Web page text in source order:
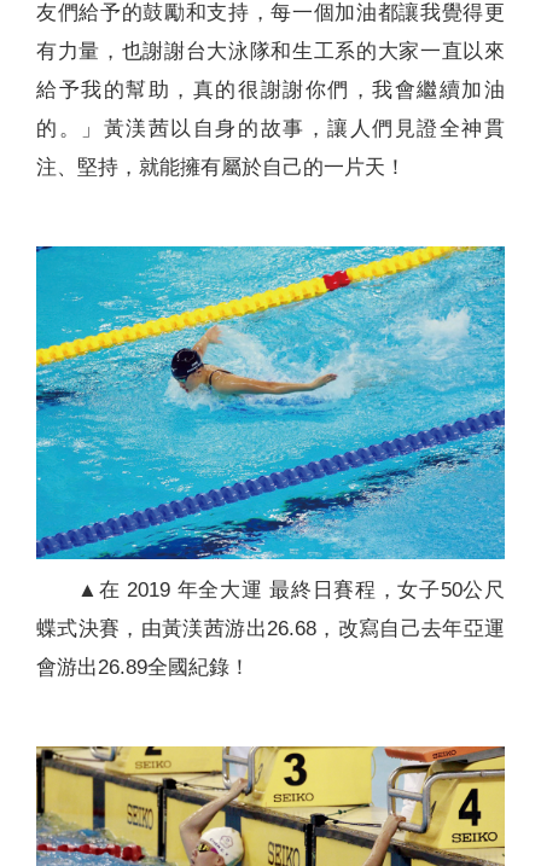
友們給予的鼓勵和支持，每一個加油都讓我覺得更
有力量，也謝謝台大泳隊和生工系的大家一直以來
給予我的幫助，真的很謝謝你們，我會繼續加油
的。」黃渼茜以自身的故事，讓人們見證全神貫
注、堅持，就能擁有屬於自己的一片天！
▲在 2019 年全大運 最終日賽程，女子50公尺
蝶式決賽，由黃渼茜游出26.68，改寫自己去年亞運
會游出26.89全國紀錄！